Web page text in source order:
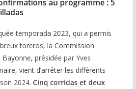
au programme : 5
temporada 2023, qui a permis
toreros, la Commission
présidée par Yves
vient d’arrêter les différents
2024. Cinq corridas et deux